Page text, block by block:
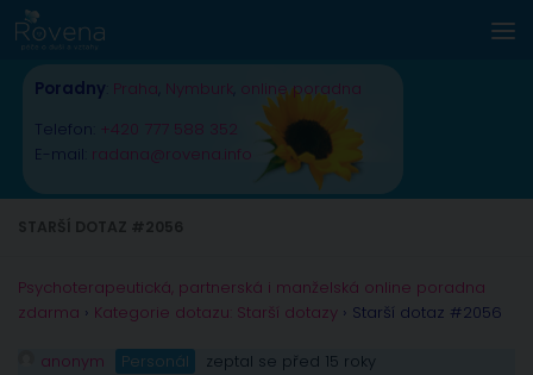
Skip to content
Poradny Praha Nymburk online poradna
Telefon: +420 777 588 352
E-mail: radana@rovena.info
Psychoterapeutická, partnerská i manželská online poradna
zdarma › Kategorie dotazu: Starší dotazy › Starší dotaz #2056
anonym Personál zeptal se před 15 roky